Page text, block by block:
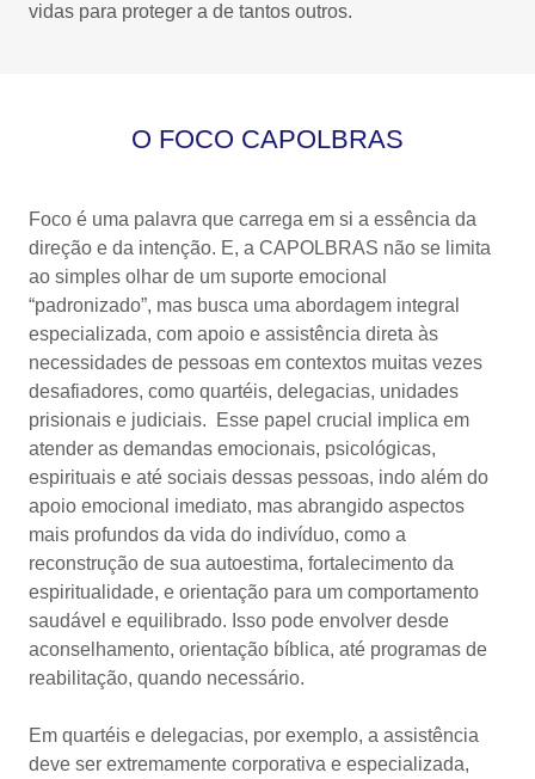
vidas para proteger a de tantos outros.
O FOCO CAPOLBRAS
Foco é uma palavra que carrega em si a essência da
direção e da intenção. E, a CAPOLBRAS não se limita
ao simples olhar de um suporte emocional
“padronizado”, mas busca uma abordagem integral
especializada, com apoio e assistência direta às
necessidades de pessoas em contextos muitas vezes
desafiadores, como quartéis, delegacias, unidades
prisionais e judiciais. Esse papel crucial implica em
atender as demandas emocionais, psicológicas,
espirituais e até sociais dessas pessoas, indo além do
apoio emocional imediato, mas abrangido aspectos
mais profundos da vida do indivíduo, como a
reconstrução de sua autoestima, fortalecimento da
espiritualidade, e orientação para um comportamento
saudável e equilibrado. Isso pode envolver desde
aconselhamento, orientação bíblica, até programas de
reabilitação, quando necessário.
Em quartéis e delegacias, por exemplo, a assistência
deve ser extremamente corporativa e especializada,